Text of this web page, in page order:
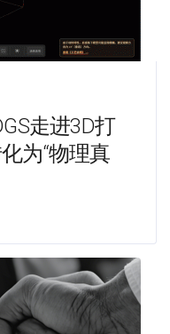
走进3D打
为“物理真